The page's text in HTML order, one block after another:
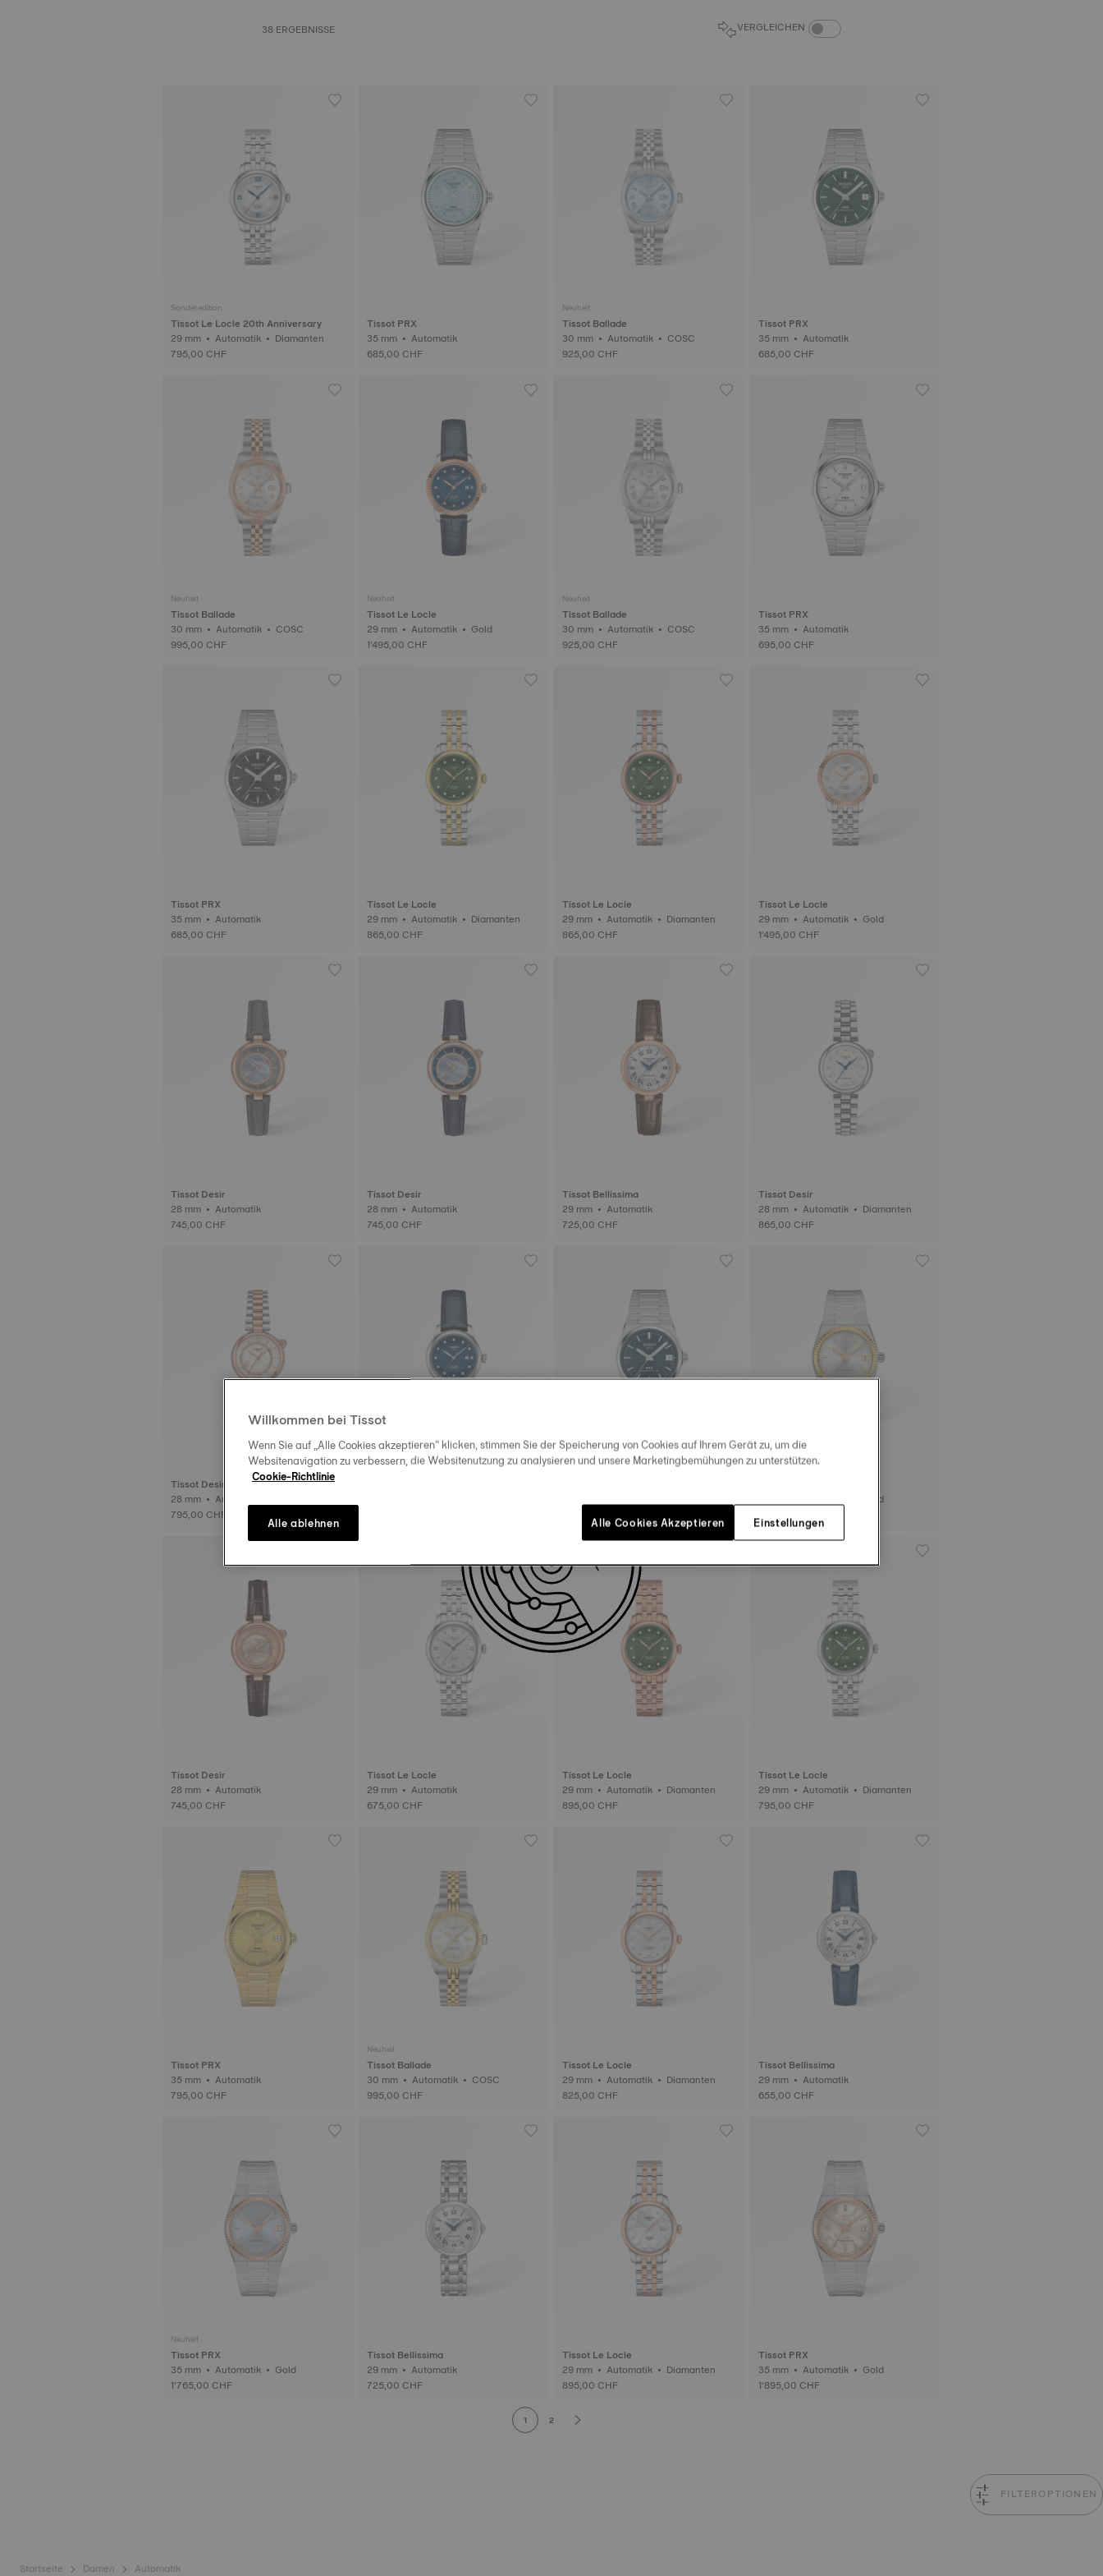
38 ERGEBNISSE VERGLEICHEN PRODUKTVERGLEICH-SCHALTER
Sonderedition
Tissot Le Locle 20th Anniversary
29 mm • Automatik • Diamanten
795,00 CHF
Tissot PRX
35 mm • Automatik
685,00 CHF
Neuheit
Tissot Ballade
30 mm • Automatik • COSC
925,00 CHF
Tissot PRX
35 mm • Automatik
685,00 CHF
Neuheit
Tissot Ballade
30 mm • Automatik • COSC
995,00 CHF
Neuheit
Tissot Le Locle
29 mm • Automatik • Gold
1’495,00 CHF
Neuheit
Tissot Ballade
30 mm • Automatik • COSC
925,00 CHF
Tissot PRX
35 mm • Automatik
695,00 CHF
Tissot PRX
35 mm • Automatik
685,00 CHF
Tissot Le Locle
29 mm • Automatik • Diamanten
865,00 CHF
Tissot Le Locle
29 mm • Automatik • Diamanten
865,00 CHF
Tissot Le Locle
29 mm • Automatik • Gold
1’495,00 CHF
Tissot Desir
28 mm • Automatik
745,00 CHF
Tissot Desir
28 mm • Automatik
745,00 CHF
Tissot Bellissima
29 mm • Automatik
725,00 CHF
Tissot Desir
28 mm • Automatik • Diamanten
865,00 CHF
Tissot Desir
28 mm • Automatik
795,00 CHF
Neuheit
685,00 CHF
35 mm • Automatik • Gold
1’845,00 CHF
Tissot Desir
28 mm • Automatik
745,00 CHF
Tissot Le Locle
29 mm • Automatik
675,00 CHF
Tissot Le Locle
29 mm • Automatik • Diamanten
895,00 CHF
Tissot Le Locle
29 mm • Automatik • Diamanten
795,00 CHF
Tissot PRX
35 mm • Automatik
795,00 CHF
Neuheit
Tissot Ballade
30 mm • Automatik • COSC
995,00 CHF
Tissot Le Locle
29 mm • Automatik • Diamanten
825,00 CHF
Tissot Bellissima
29 mm • Automatik
655,00 CHF
Neuheit
Tissot PRX
35 mm • Automatik • Gold
1’765,00 CHF
Tissot Bellissima
29 mm • Automatik
725,00 CHF
Tissot Le Locle
29 mm • Automatik • Diamanten
895,00 CHF
Tissot PRX
35 mm • Automatik • Gold
1’895,00 CHF
1 2
FILTEROPTIONEN
Startseite Damen Automatik
Willkommen bei Tissot
Wenn Sie auf „Alle Cookies akzeptieren“ klicken, stimmen Sie der Speicherung von Cookies auf Ihrem Gerät zu, um die
Websitenavigation zu verbessern, die Websitenutzung zu analysieren und unsere Marketingbemühungen zu unterstützen.
Cookie-Richtlinie
Einstellungen
Alle ablehnen Alle Cookies Akzeptieren